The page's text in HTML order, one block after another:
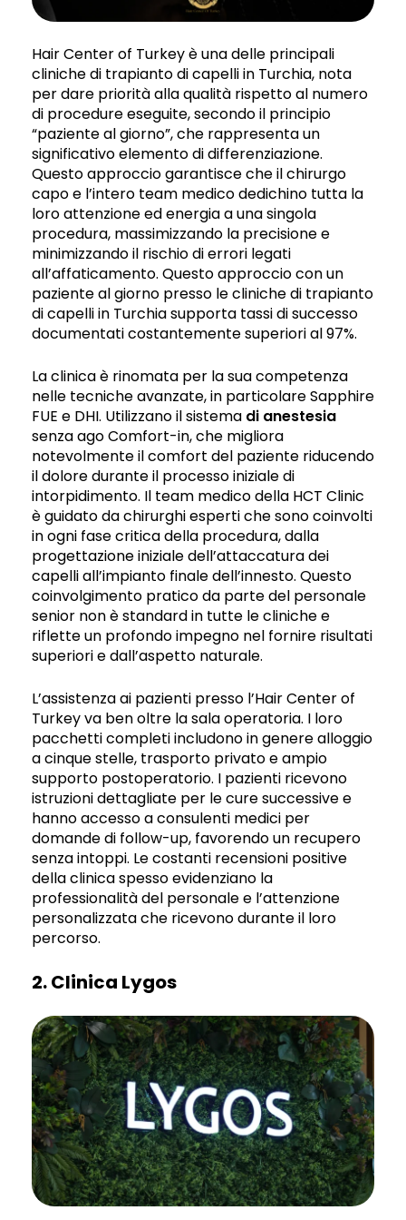
Hair Center of Turkey è una delle principali
cliniche di trapianto di capelli in Turchia, nota
per dare priorità alla qualità rispetto al numero
di procedure eseguite, secondo il principio
“paziente al giorno”, che rappresenta un
significativo elemento di differenziazione.
Questo approccio garantisce che il chirurgo
capo e l’intero team medico dedichino tutta la
loro attenzione ed energia a una singola
procedura, massimizzando la precisione e
minimizzando il rischio di errori legati
all’affaticamento. Questo approccio con un
paziente al giorno presso le cliniche di trapianto
di capelli in Turchia supporta tassi di successo
documentati costantemente superiori al 97%.
La clinica è rinomata per la sua competenza
nelle tecniche avanzate, in particolare Sapphire
FUE e DHI. Utilizzano il sistema di anestesia
senza ago Comfort-in, che migliora
notevolmente il comfort del paziente riducendo
il dolore durante il processo iniziale di
intorpidimento. Il team medico della HCT Clinic
è guidato da chirurghi esperti che sono coinvolti
in ogni fase critica della procedura, dalla
progettazione iniziale dell’attaccatura dei
capelli all’impianto finale dell’innesto. Questo
coinvolgimento pratico da parte del personale
senior non è standard in tutte le cliniche e
riflette un profondo impegno nel fornire risultati
superiori e dall’aspetto naturale.
L’assistenza ai pazienti presso l’Hair Center of
Turkey va ben oltre la sala operatoria. I loro
pacchetti completi includono in genere alloggio
a cinque stelle, trasporto privato e ampio
supporto postoperatorio. I pazienti ricevono
istruzioni dettagliate per le cure successive e
hanno accesso a consulenti medici per
domande di follow-up, favorendo un recupero
senza intoppi. Le costanti recensioni positive
della clinica spesso evidenziano la
professionalità del personale e l’attenzione
personalizzata che ricevono durante il loro
percorso.
2. Clinica Lygos